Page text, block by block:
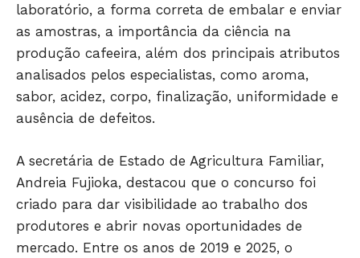
Só Notícias
laboratório, a forma correta de embalar e enviar
as amostras, a importância da ciência na
produção cafeeira, além dos principais atributos
analisados pelos especialistas, como aroma,
sabor, acidez, corpo, finalização, uniformidade e
ausência de defeitos.
A secretária de Estado de Agricultura Familiar,
Andreia Fujioka, destacou que o concurso foi
criado para dar visibilidade ao trabalho dos
produtores e abrir novas oportunidades de
mercado. Entre os anos de 2019 e 2025, o